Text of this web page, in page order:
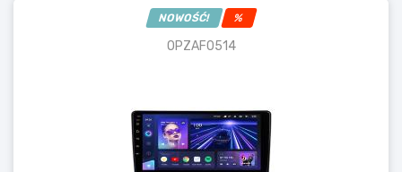
NOWOŚĆ! %
OPZAF0514